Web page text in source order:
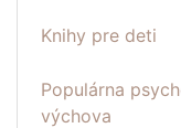
Knihy pre deti
Populárna
výchova